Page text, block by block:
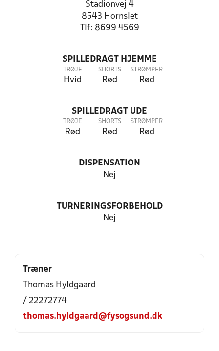
Stadionvej 4
8543 Hornslet
Tlf: 8699 4569
SPILLEDRAGT HJEMME
TRØJE
Hvid
SHORTS
Rød
STRØMPER
Rød
SPILLEDRAGT UDE
TRØJE
Rød
SHORTS
Rød
STRØMPER
Rød
DISPENSATION
Nej
TURNERINGSFORBEHOLD
Nej
Træner
Thomas Hyldgaard
/ 22272774
thomas.hyldgaard@fysogsund.dk